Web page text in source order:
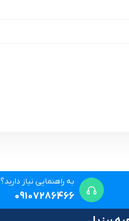
به راهنمایی نیاز دارید؟
09107286466